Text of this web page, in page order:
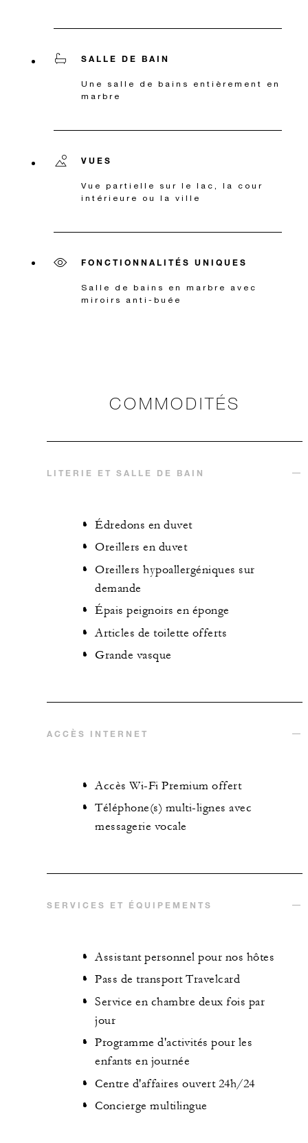
SALLE DE BAIN
Une salle de bains entièrement en
marbre
VUES
Vue partielle sur le lac, la cour
intérieure ou la ville
FONCTIONNALITÉS UNIQUES
Salle de bains en marbre avec
miroirs anti-buée
COMMODITÉS
LITERIE ET SALLE DE BAIN
Édredons en duvet
Oreillers en duvet
Oreillers hypoallergéniques sur
demande
Épais peignoirs en éponge
Articles de toilette offerts
Grande vasque
ACCÈS INTERNET
Accès Wi-Fi Premium offert
Téléphone(s) multi-lignes avec
messagerie vocale
SERVICES ET ÉQUIPEMENTS
Assistant personnel pour nos hôtes
Pass de transport Travelcard
Service en chambre deux fois par
jour
Programme d'activités pour les
enfants en journée
Centre d'affaires ouvert 24h/24
Concierge multilingue